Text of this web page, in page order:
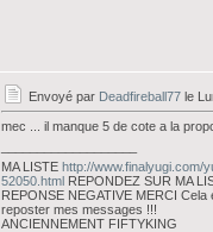
Envoyé par Deadfireball77 le
mec ... il manque 5 de cote a la
MA LISTE http://www.finalyugi.com/
52050.html REPONDEZ SUR MA
REPONSE NEGATIVE MERCI
reposter mes messages !!!
ANCIENNEMENT FIFTYKING